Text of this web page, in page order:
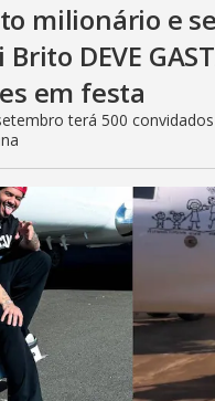
milionário e
DEVE
em festa
terá 500